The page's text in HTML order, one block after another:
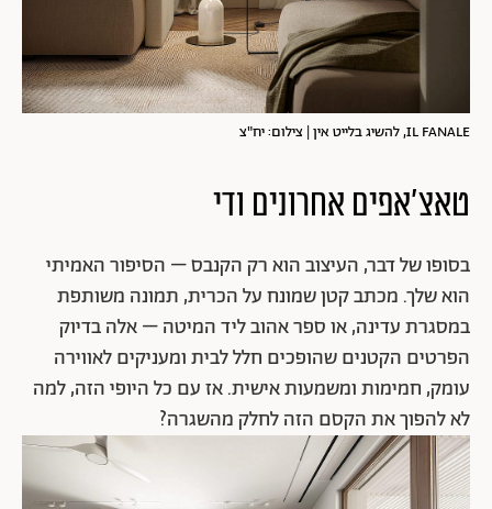
IL FANALE, להשיג בלייט אין | צילום: יח"צ
טאצ'אפים אחרונים ודי
בסופו של דבר, העיצוב הוא רק הקנבס – הסיפור האמיתי
הוא שלך. מכתב קטן שמונח על הכרית, תמונה משותפת
במסגרת עדינה, או ספר אהוב ליד המיטה – אלה בדיוק
הפרטים הקטנים שהופכים חלל לבית ומעניקים לאווירה
עומק, חמימות ומשמעות אישית. אז עם כל היופי הזה, למה
לא להפוך את הקסם הזה לחלק מהשגרה?